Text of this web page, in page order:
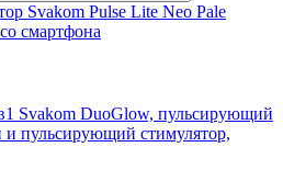
Svakom Pulse Lite Neo Pale
смартфона